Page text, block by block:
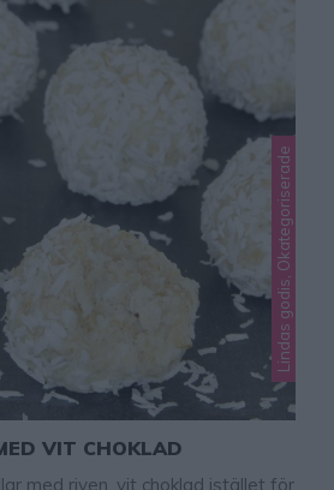
Lindas godis, Okategoriserade
VIT CHOKLAD
med riven, vit choklad istället för